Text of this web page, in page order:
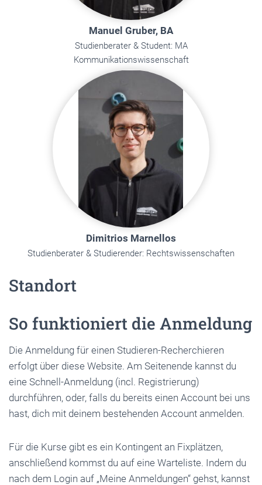
Manuel Gruber, BA
Studienberater & Student: MA
Kommunikationswissenschaft
Dimitrios Marnellos
Studienberater & Studierender: Rechtswissenschaften
Standort
So funktioniert die Anmeldung
Die Anmeldung für einen Studieren-Recherchieren
erfolgt über diese Website. Am Seitenende kannst du
eine Schnell-Anmeldung (incl. Registrierung)
durchführen, oder, falls du bereits einen Account bei uns
hast, dich mit deinem bestehenden Account anmelden.
Für die Kurse gibt es ein Kontingent an Fixplätzen,
anschließend kommst du auf eine Warteliste. Indem du
nach dem Login auf „Meine Anmeldungen“ gehst, kannst